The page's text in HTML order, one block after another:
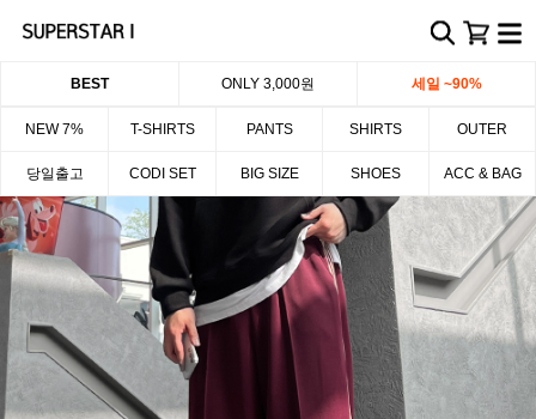
BEST ONLY 3,000원 세일 ~90%
NEW 7% T-SHIRTS PANTS SHIRTS OUTER
당일출고 CODI SET BIG SIZE SHOES ACC & BAG